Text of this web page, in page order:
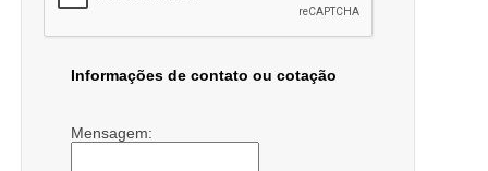
Informações de contato ou cotação
Mensagem: